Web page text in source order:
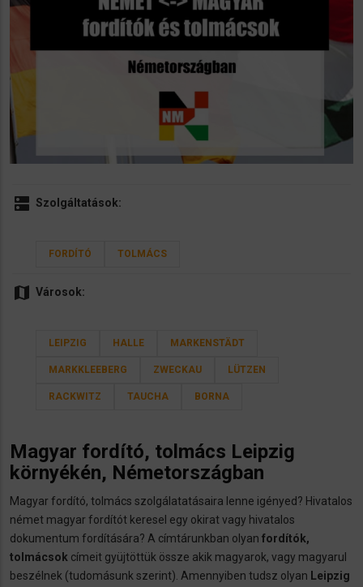
dns Szolgáltatások:
FORDÍTÓ TOLMÁCS
map Városok:
LEIPZIG HALLE MARKENSTÄDT
MARKKLEEBERG ZWECKAU LÜTZEN
RACKWITZ TAUCHA BORNA
Magyar fordító, tolmács Leipzig
környékén, Németországban
Magyar fordító, tolmács szolgálatatásaira lenne igényed? Hivatalos
német magyar fordítót keresel egy okirat vagy hivatalos
dokumentum fordítására? A címtárunkban olyan fordítók,
tolmácsok címeit gyüjtöttük össze akik magyarok, vagy magyarul
beszélnek (tudomásunk szerint). Amennyiben tudsz olyan Leipzig